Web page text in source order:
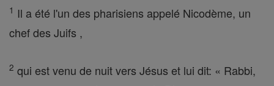
1 Il a été l'un des pharisiens appelé Nicodème, un
chef des Juifs ,
2 qui est venu de nuit vers Jésus et lui dit: « Rabbi,